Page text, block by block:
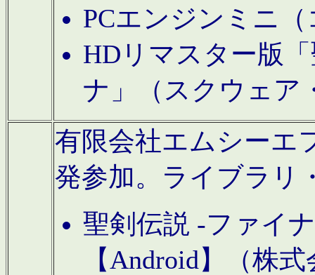
PCエンジンミニ
HDリマスター版
ナ」（スクウェア
有限会社エムシーエ
発参加。ライブラリ
聖剣伝説 -ファイ
【Android】（株